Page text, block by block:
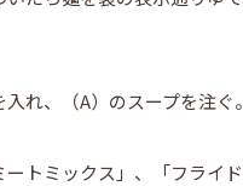
れ、（A）のスープを注ぐ。
ートミックス」、「フライ